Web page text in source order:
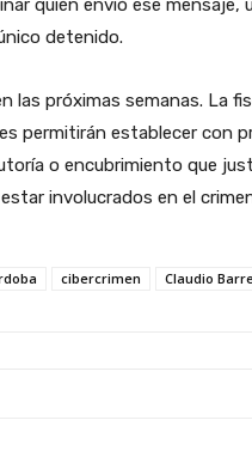
quién envió ese mensaje,
detenido.
las próximas semanas. La
permitirán establecer con
o encubrimiento que
involucrados en el
cibercrimen Claudio